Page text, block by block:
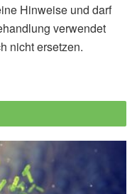
Hinweise und darf
verwendet
nicht ersetzen.